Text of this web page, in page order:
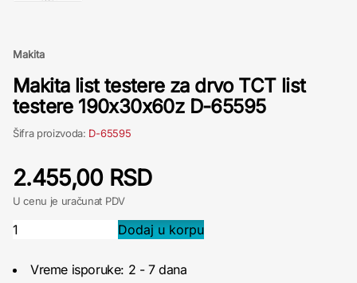
Makita
Makita list testere za drvo TCT list
testere 190x30x60z D-65595
Šifra proizvoda: D-65595
2.455,00 RSD
U cenu je uračunat PDV
Vreme isporuke: 2 - 7 dana